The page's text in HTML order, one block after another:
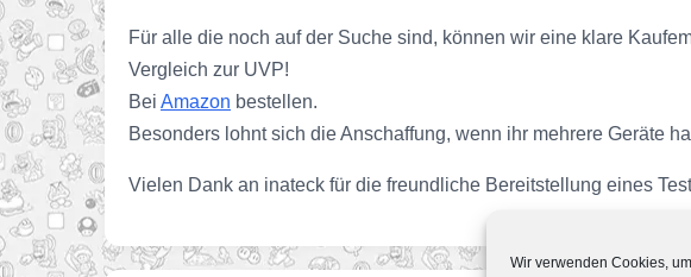
Wir verwenden Cookies,
Für alle die noch auf der Suche sind, können wir eine klare
Vergleich zur UVP!
Bei Amazon bestellen.
Besonders lohnt sich die Anschaffung, wenn ihr mehrere Geräte
Vielen Dank an inateck für die freundliche Bereitstellung eines